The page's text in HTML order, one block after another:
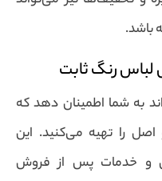
باشد.
رنگ ثابت
به شما اطمینان دهد که
را تهیه می‌کنید. این
و خدمات پس از فروش